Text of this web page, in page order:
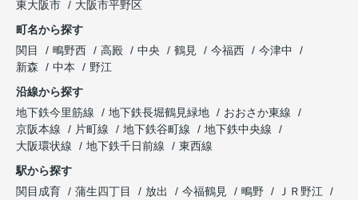
東大阪市
大阪市平野区
町名から探す
関目
鴫野西 高殿 中央 鶴見 今福西
今津中
新森
中本
野江
沿線から探す
地下鉄今里筋線
地下鉄長堀鶴見緑地
おおさか東線
京阪本線
片町線 地下鉄谷町線
地下鉄中央線
大阪環状線
地下鉄千日前線
東西線
駅から探す
関目成育
蒲生四丁目 放出 今福鶴見 鴫野
ＪＲ野江